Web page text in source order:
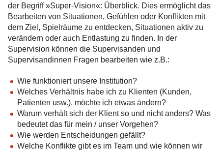
der Begriff »Super-Vision«: Überblick. Dies ermöglicht das
Bearbeiten von Situationen, Gefühlen oder Konflikten mit
dem Ziel, Spielräume zu entdecken, Situationen aktiv zu
verändern oder auch Entlastung zu finden. In der
Supervision können die Supervisanden und
Supervisandinnen Fragen bearbeiten wie z.B.:
Wie funktioniert unsere Institution?
Welches Verhältnis habe ich zu Klienten (Kunden,
Patienten usw.), möchte ich etwas ändern?
Warum verhält sich der Klient so und nicht anders? Was
bedeutet das für mein / unser Vorgehen?
Wie werden Entscheidungen gefällt?
Welche Konflikte gibt es im Team und wie können wir